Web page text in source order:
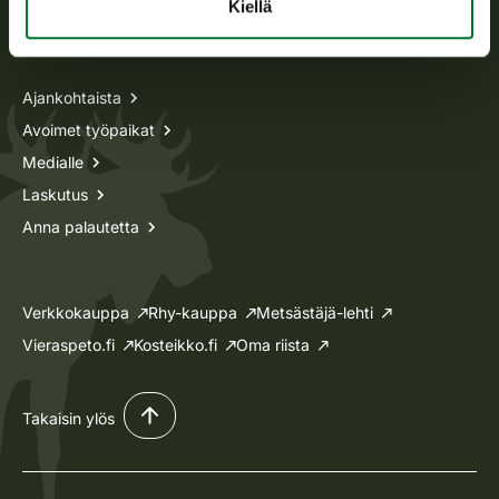
Kiellä
Tietoa meistä
Ajankohtaista
Avoimet työpaikat
Medialle
Laskutus
Anna palautetta
Verkkokauppa Rhy-kauppa
Metsästäjä-lehti
Vieraspeto.fi
Kosteikko.fi Oma riista
Takaisin ylös